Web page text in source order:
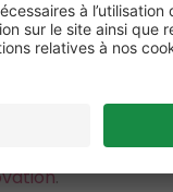
2017, la
Gestion des
de
.